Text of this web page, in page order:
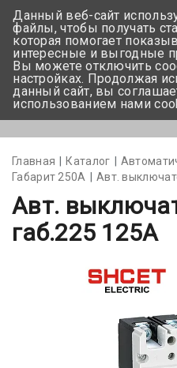
Главная Каталог
Габарит 250А
Авт.
Авт.
габ.225 125А
Данный веб-сайт
файлы, чтобы получать
которая помогает
интересные и выгодные
Вы можете отключить
настройках. Продолжая
данный сайт, вы
использованием нами